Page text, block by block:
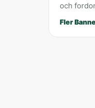
och
Fler